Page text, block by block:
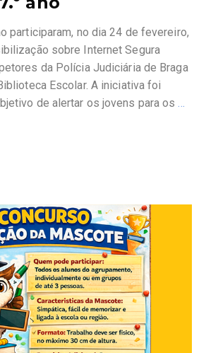
participaram, no dia 24 de fevereiro,
sobre Internet Segura
da Polícia Judiciária de Braga
Escolar. A iniciativa foi
de alertar os jovens para os…